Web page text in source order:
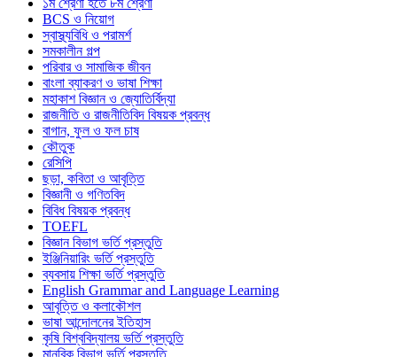
BCS ও নিয়োগ
স্বাস্থ্যবিধি ও পরামর্শ
সমকালীন গল্প
পরিবার ও সামাজিক জীবন
বাংলা ব্যাকরণ ও ভাষা শিক্ষা
মহাকাশ বিজ্ঞান ও জ্যোতির্বিদ্যা
রাজনীতি ও রাজনীতিবিদ বিষয়ক প্রবন্ধ
বাগান, ফুল ও ফল চাষ
কৌতুক
রেসিপি
ছড়া, কবিতা ও আবৃত্তি
বিজ্ঞানী ও গণিতবিদ
বিবিধ বিষয়ক প্রবন্ধ
TOEFL
বিজ্ঞান বিভাগ ভর্তি প্রস্তুতি
ইঞ্জিনিয়ারিং ভর্তি প্রস্তুতি
ব্যবসায় শিক্ষা ভর্তি প্রস্তুতি
English Grammar and Language Learning
আবৃত্তি ও কলাকৌশল
ভাষা আন্দোলনের ইতিহাস
কৃষি বিশ্ববিদ্যালয় ভর্তি প্রস্তুতি
মানবিক বিভাগ ভর্তি প্রস্তুতি